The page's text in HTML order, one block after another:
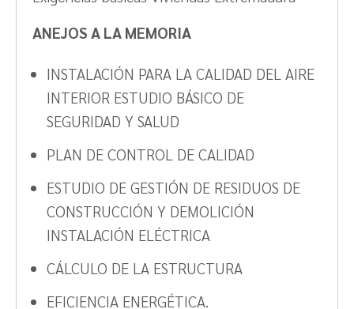
ANEJOS A LA MEMORIA
INSTALACIÓN PARA LA CALIDAD DEL AIRE
INTERIOR ESTUDIO BÁSICO DE
SEGURIDAD Y SALUD
PLAN DE CONTROL DE CALIDAD
ESTUDIO DE GESTIÓN DE RESIDUOS DE
CONSTRUCCIÓN Y DEMOLICIÓN
INSTALACIÓN ELÉCTRICA
CÁLCULO DE LA ESTRUCTURA
EFICIENCIA ENERGÉTICA.